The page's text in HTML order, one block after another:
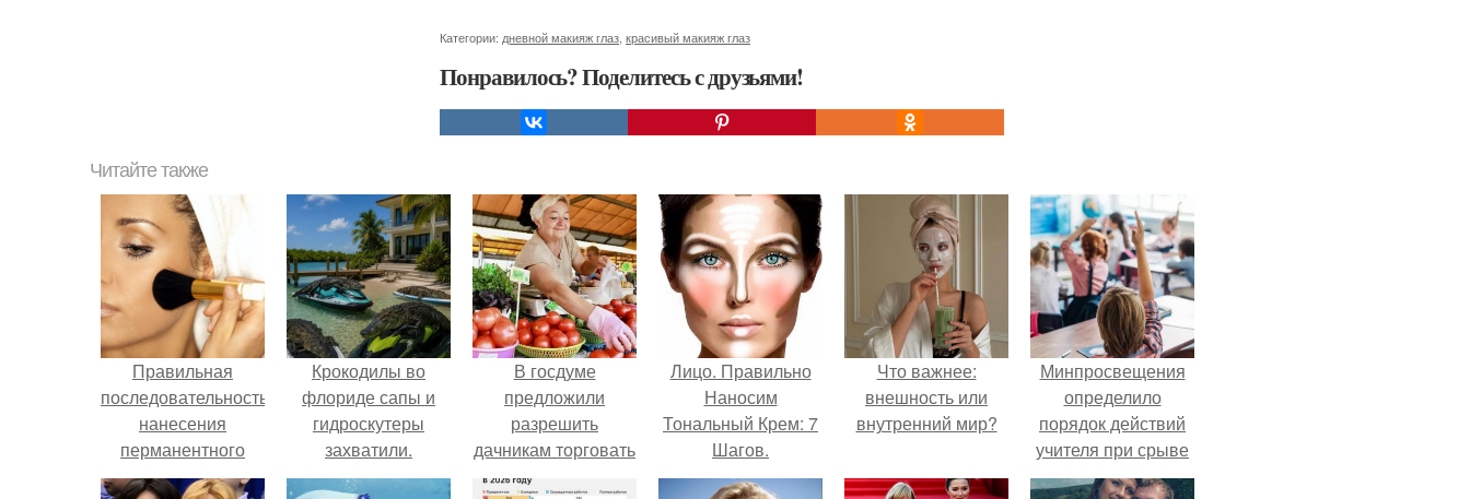
Категории: дневной макияж глаз красивый макияж глаз
Понравилось? Поделитесь с друзьями!
Читайте также
Правильная
последовательность
нанесения
перманентного
макияжа:
Крокодилы во
флориде сапы и
гидроскутеры
захватили.
В госдуме
предложили
разрешить
дачникам торговать
своей
Лицо. Правильно
Наносим
Тональный Крем: 7
Шагов.
Что важнее:
внешность или
внутренний мир?
Минпросвещения
определило
порядок действий
учителя при срыве
урока.